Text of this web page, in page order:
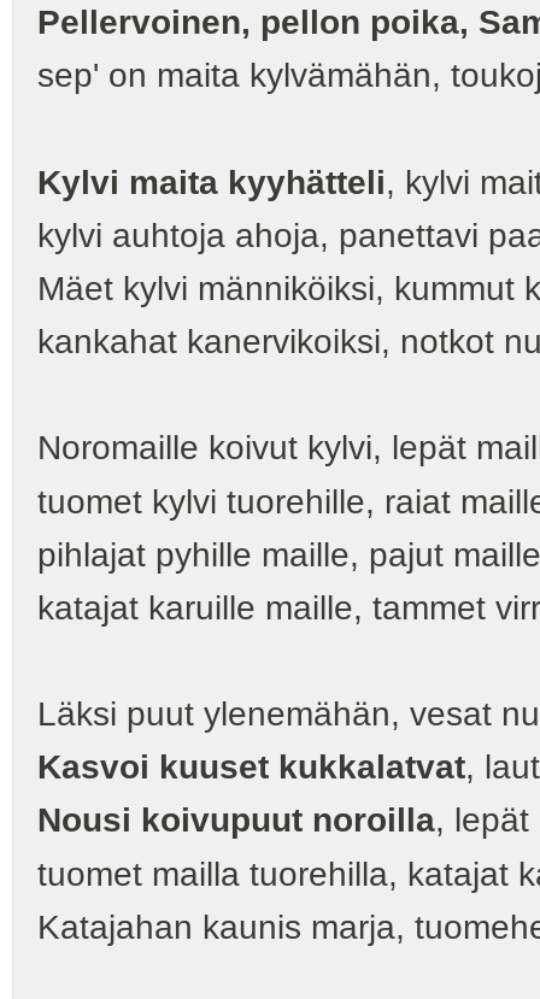
Pellervoinen, pellon poika,
sep' on maita kylvämähän,
Kylvi maita kyyhätteli, kylvi
kylvi auhtoja ahoja, panettavi
Mäet kylvi männiköiksi, kummut
kankahat kanervikoiksi, notkot
Noromaille koivut kylvi, lepät
tuomet kylvi tuorehille, raiat
pihlajat pyhille maille, pajut
katajat karuille maille, tammet
Läksi puut ylenemähän, vesat
Kasvoi kuuset kukkalatvat,
Nousi koivupuut noroilla, lepät
tuomet mailla tuorehilla, katajat
Katajahan kaunis marja,